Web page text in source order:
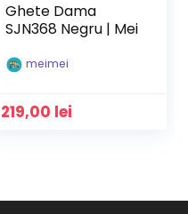
Ghete Dama
SJN368 Negru | Mei
meimei
219,00 lei